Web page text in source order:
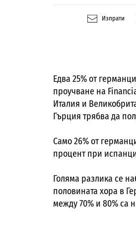
Изпрати
Едва 25% от
проучване на
Италия и
Гърция трябва да
Само 26% от
процент при
Голяма разлика се
половината хора в
между 70% и 80% са